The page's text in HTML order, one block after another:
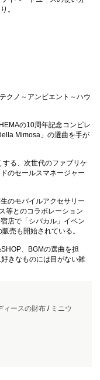
。
クノ～アンビエント～ハウ
の10周年記念コンピレ
Mimosa」の選曲を手が
る、次世代のファブリケ
のセールスマネージャー
のモバイルアクセサリー
等とのコラボレーション
店で「シバカル」イベン
売も開始されている。
、BGMの選曲を担
きなものには目がない雑
ィースの財布/ ミニウ